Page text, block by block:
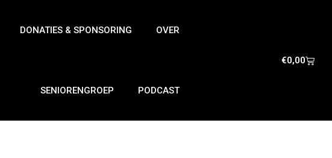
DONATIES & SPONSORING OVER
SENIORENGROEP PODCAST
€0,00